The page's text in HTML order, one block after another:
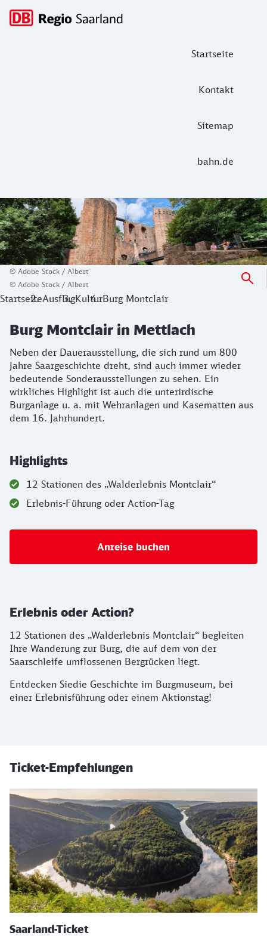
Startseite
Kontakt
Sitemap
bahn.de
Hauptnavigation
Burg Montclair in Mettlach
Neben der Dauerausstellung, die sich rund um 800 Jahre
© Adobe Stock / Albert
© Adobe Stock / Albert
StartseiteAusflugKulturBurg Montclair
Burg Montclair in Mettlach
Neben der Dauerausstellung, die sich rund um 800
Jahre Saargeschichte dreht, sind auch immer wieder
bedeutende Sonderausstellungen zu sehen. Ein
wirkliches Highlight ist auch die unterirdische
Burganlage u. a. mit Wehranlagen und Kasematten aus
dem 16. Jahrhundert.
Highlights
12 Stationen des „Walderlebnis Montclair“
Erlebnis-Führung oder Action-Tag
Anreise buchen
Erlebnis oder Action?
12 Stationen des „Walderlebnis Montclair“ begleiten
Ihre Wanderung zur Burg, die auf dem von der
Saarschleife umflossenen Bergrücken liegt.
Entdecken Siedie Geschichte im Burgmuseum, bei
einer Erlebnisführung oder einem Aktionstag!
Ticket-Empfehlungen
Saarland-Ticket